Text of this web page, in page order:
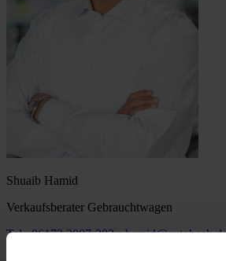
Shuaib Hamid
Verkaufsberater Gebrauchtwagen
Tel.: 06172 3087-283